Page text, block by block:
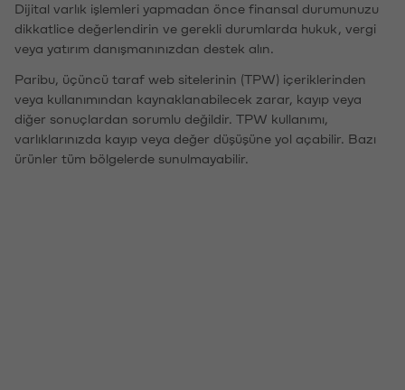
Dijital varlık işlemleri yapmadan önce finansal durumunuzu
dikkatlice değerlendirin ve gerekli durumlarda hukuk, vergi
veya yatırım danışmanınızdan destek alın.
Paribu, üçüncü taraf web sitelerinin (TPW) içeriklerinden
veya kullanımından kaynaklanabilecek zarar, kayıp veya
diğer sonuçlardan sorumlu değildir. TPW kullanımı,
varlıklarınızda kayıp veya değer düşüşüne yol açabilir. Bazı
ürünler tüm bölgelerde sunulmayabilir.